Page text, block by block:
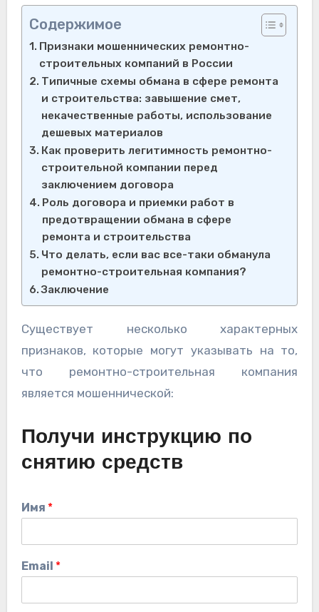
Содержимое
Признаки мошеннических ремонтно-
строительных компаний в России
Типичные схемы обмана в сфере ремонта
и строительства: завышение смет,
некачественные работы, использование
дешевых материалов
Как проверить легитимность ремонтно-
строительной компании перед
заключением договора
Роль договора и приемки работ в
предотвращении обмана в сфере
ремонта и строительства
Что делать, если вас все-таки обманула
ремонтно-строительная компания?
Заключение
Существует несколько характерных
признаков, которые могут указывать на то,
что ремонтно-строительная компания
является мошеннической:
Получи инструкцию по
снятию средств
Имя *
Email *